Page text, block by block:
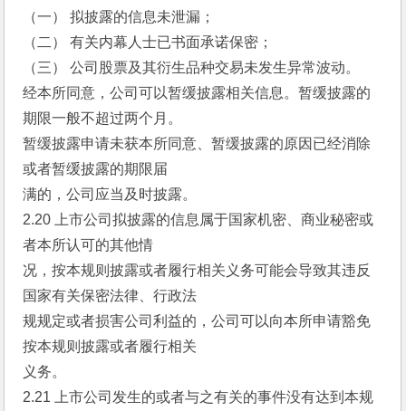
（一） 拟披露的信息未泄漏；
（二） 有关内幕人士已书面承诺保密；
（三） 公司股票及其衍生品种交易未发生异常波动。
经本所同意，公司可以暂缓披露相关信息。暂缓披露的
期限一般不超过两个月。
暂缓披露申请未获本所同意、暂缓披露的原因已经消除
或者暂缓披露的期限届
满的，公司应当及时披露。
2.20 上市公司拟披露的信息属于国家机密、商业秘密或
者本所认可的其他情
况，按本规则披露或者履行相关义务可能会导致其违反
国家有关保密法律、行政法
规规定或者损害公司利益的，公司可以向本所申请豁免
按本规则披露或者履行相关
义务。
2.21 上市公司发生的或者与之有关的事件没有达到本规